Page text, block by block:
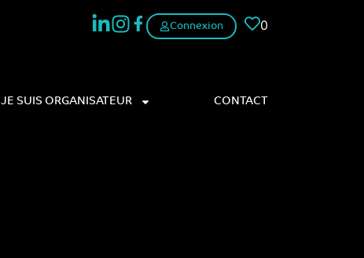
Connexion 0
JE SUIS ORGANISATEUR CONTACT